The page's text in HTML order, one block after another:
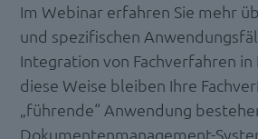
Im Webinar erfahren Sie mehr
und spezifischen
Integration von Fachverfahren in
diese Weise bleiben Ihre
„führende“ Anwendung
Dokumentenmanagement-